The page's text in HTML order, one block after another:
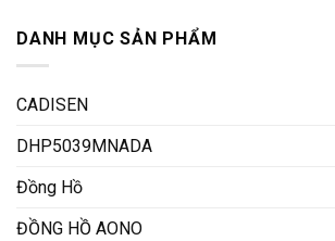
DANH MỤC SẢN PHẨM
CADISEN
DHP5039MNADA
Đồng Hồ
ĐỒNG HỒ AONO